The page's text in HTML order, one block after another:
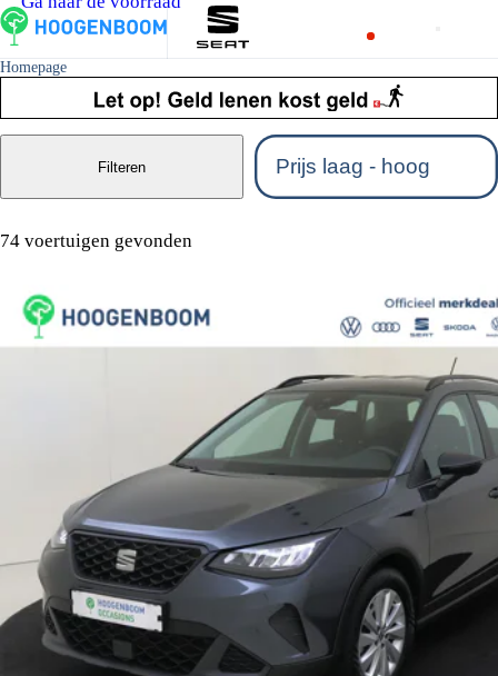
Homepage
74 voertuigen gevonden
Filteren